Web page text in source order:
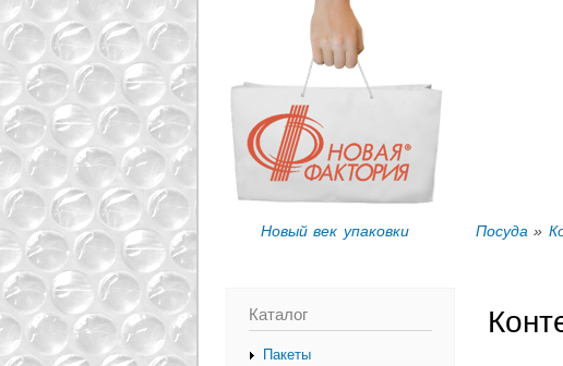
Новый век упаковки Посуда »
Каталог
Пакеты